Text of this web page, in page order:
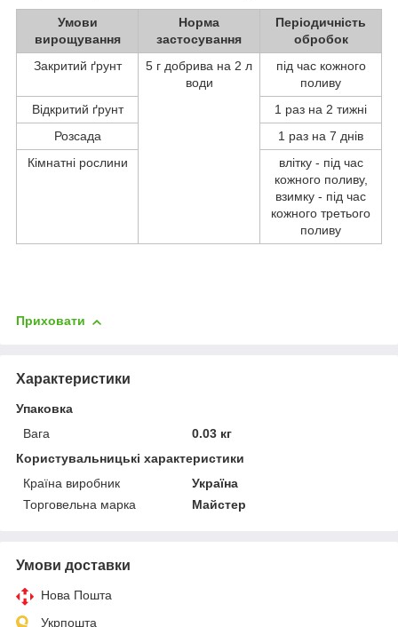
Умови
вирощування
Норма
застосування
Періодичність
обробок
Закритий ґрунт
5 г добрива на 2 л
води
під час кожного
поливу
Відкритий ґрунт
1 раз на 2 тижні
Розсада
1 раз на 7 днів
Кімнатні рослини
влітку - під час
кожного поливу,
взимку - під час
кожного третього
поливу
Приховати
Характеристики
Упаковка
Вага
0.03 кг
Користувальницькі характеристики
Країна виробник
Україна
Торговельна марка
Майстер
Умови доставки
Нова Пошта
Укрпошта